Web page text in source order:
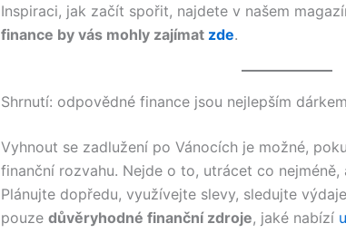
Inspiraci, jak začít spořit, najdete v našem
finance by vás mohly zajímat zde.
Shrnutí: odpovědné finance jsou nejlepším
Vyhnout se zadlužení po Vánocích je možné,
finanční rozvahu. Nejde o to, utrácet co
Plánujte dopředu, využívejte slevy, sledujte
pouze důvěryhodné finanční zdroje, jaké nabízí